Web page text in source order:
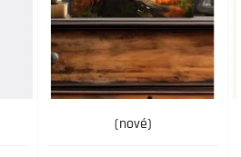
(nové)